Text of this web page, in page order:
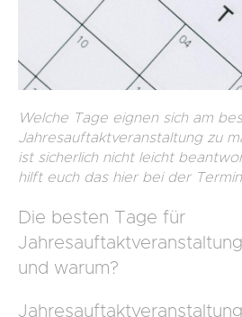
Welche Tage eignen sich am
Jahresauftaktveranstaltung zu
ist sicherlich nicht leicht
hilft euch das hier bei der
Die besten Tage für
und warum?